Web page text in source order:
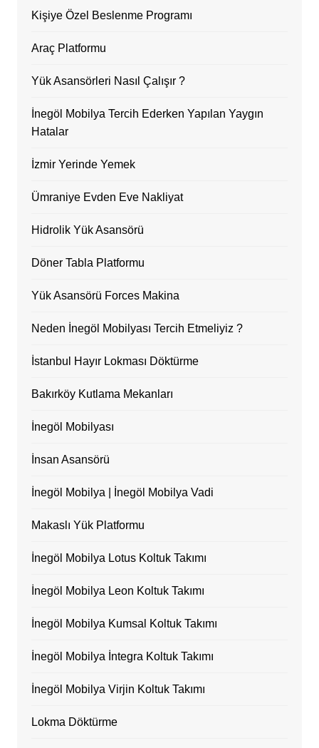
Kişiye Özel Beslenme Programı
Araç Platformu
Yük Asansörleri Nasıl Çalışır ?
İnegöl Mobilya Tercih Ederken Yapılan Yaygın
Hatalar
İzmir Yerinde Yemek
Ümraniye Evden Eve Nakliyat
Hidrolik Yük Asansörü
Döner Tabla Platformu
Yük Asansörü Forces Makina
Neden İnegöl Mobilyası Tercih Etmeliyiz ?
İstanbul Hayır Lokması Döktürme
Bakırköy Kutlama Mekanları
İnegöl Mobilyası
İnsan Asansörü
İnegöl Mobilya | İnegöl Mobilya Vadi
Makaslı Yük Platformu
İnegöl Mobilya Lotus Koltuk Takımı
İnegöl Mobilya Leon Koltuk Takımı
İnegöl Mobilya Kumsal Koltuk Takımı
İnegöl Mobilya İntegra Koltuk Takımı
İnegöl Mobilya Virjin Koltuk Takımı
Lokma Döktürme